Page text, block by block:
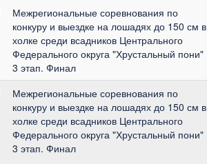
Межрегиональные соревнования по
конкуру и выездке на лошадях до 150 см в
холке среди всадников Центрального
Федерального округа "Хрустальный пони"
3 этап. Финал
Межрегиональные соревнования по
конкуру и выездке на лошадях до 150 см в
холке среди всадников Центрального
Федерального округа "Хрустальный пони"
3 этап. Финал